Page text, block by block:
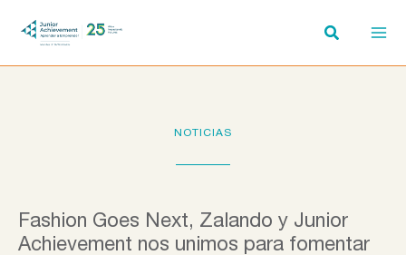
NOTICIAS
Fashion Goes Next, Zalando y Junior
Achievement nos unimos para fomentar